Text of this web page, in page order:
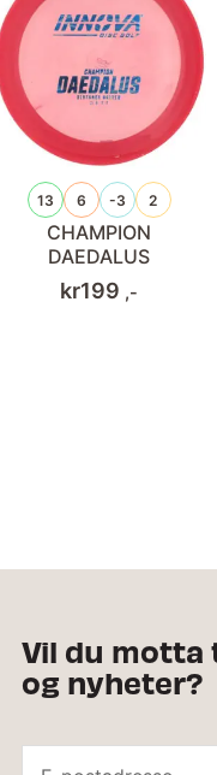
13 6 -3 2
CHAMPION
DAEDALUS
kr199 ,-
Vil du motta
og nyheter?